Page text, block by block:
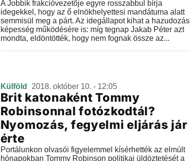
A Jobbik frakcióvezetője egyre rosszabbul bírja
idegekkel, hogy az ő elnökhelyettesi mandátuma alatt
semmisül meg a párt. Az idegállapot kihat a
képesség működésére is: míg tegnap Jakab Péter azt
mondta, eldöntötték, hogy nem fognak össze az...
Külföld 2018. október 10. - 12:05
Brit katonaként Tommy
Robinsonnal fotózkodtál?
Nyomozás, fegyelmi eljárás jár
érte
Portálunkon olvasói figyelemmel kísérhették az elmúlt
hónapokban Tommy Robinson politikai üldöztetését a